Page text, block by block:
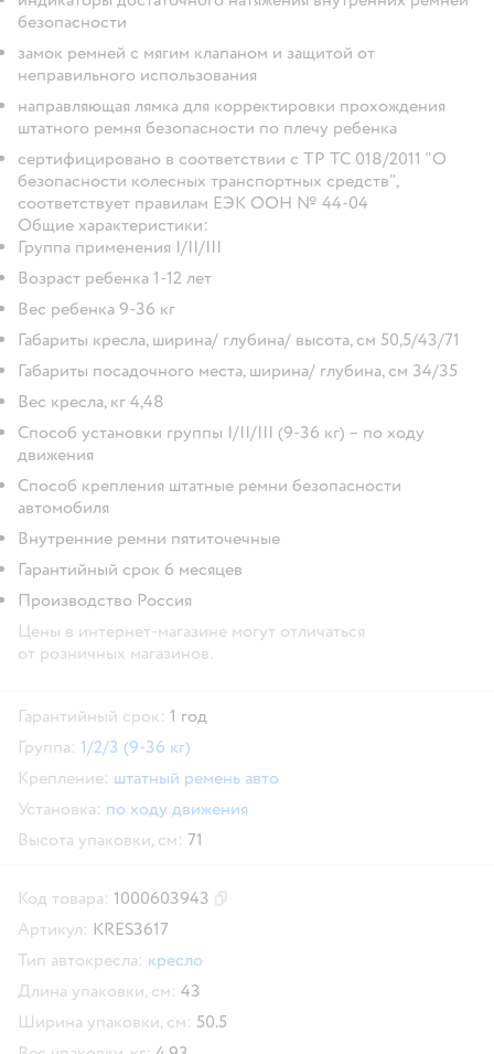
безопасности
замок ремней с мягим клапаном и защитой от
неправильного использования
направляющая лямка для корректировки прохождения
штатного ремня безопасности по плечу ребенка
сертифицировано в соответствии с ТР ТС 018/2011 "О
безопасности колесных транспортных средств",
соответствует правилам ЕЭК ООН № 44-04
Общие характеристики:
Группа применения I/II/III
Возраст ребенка 1-12 лет
Вес ребенка 9-36 кг
Габариты кресла, ширина/ глубина/ высота, см 50,5/43/71
Габариты посадочного места, ширина/ глубина, см 34/35
Вес кресла, кг 4,48
Способ установки группы I/II/III (9-36 кг) – по ходу
движения
Способ крепления штатные ремни безопасности
автомобиля
Внутренние ремни пятиточечные
Гарантийный срок 6 месяцев
Производство Россия
Цены в интернет-магазине могут отличаться
от розничных магазинов.
Гарантийный срок: 1 год
Группа: 1/2/3 (9-36 кг)
Крепление: штатный ремень авто
Установка: по ходу движения
Высота упаковки, см: 71
Код товара: 1000603943
Артикул: KRES3617
Тип автокресла: кресло
Длина упаковки, см: 43
Ширина упаковки, см: 50.5